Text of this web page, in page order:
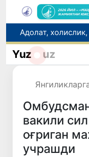
“Мен таниган
Yuz uz
вакили
оғриган
учрашди